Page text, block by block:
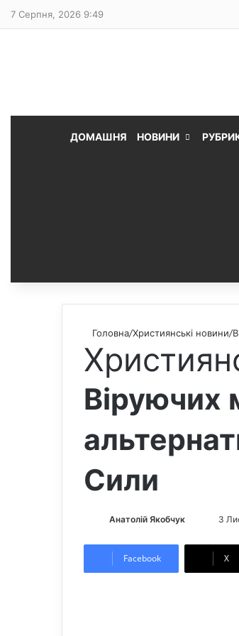
7 Серпня, 2026 9:49
ДОМАШНЯ НОВИНИ
Головна/Християнські новини/
Віруючих
Сили
Анатолій Якобчук
l d
3
Facebook X